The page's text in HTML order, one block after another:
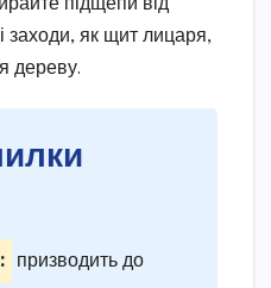
підщепи від
заходи, як щит лицаря,
дереву.
призводить до